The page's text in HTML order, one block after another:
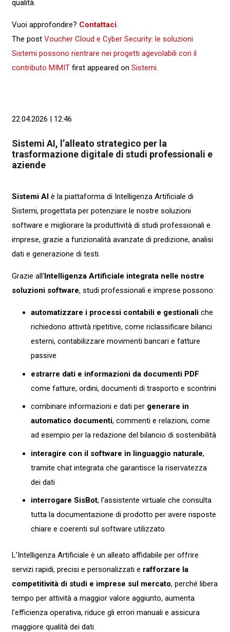
qualità.
Vuoi approfondire? Contattaci.
The post Voucher Cloud e Cyber Security: le soluzioni
Sistemi possono rientrare nei progetti agevolabili con il
contributo MIMITfirst appeared on Sistemi
22.04.2026 | 12:46
Sistemi AI, l’alleato strategico per la
trasformazione digitale di studi professionali e
aziende
Sistemi AIè la piattaforma di Intelligenza Artificiale di
Sistemi, progettata per potenziare le nostre soluzioni
software e migliorare la produttività di studi professionali e
imprese, grazie a funzionalità avanzate di predizione, analisi
dati e generazione di testi.
Grazie all’Intelligenza Artificiale integrata nelle nostre
soluzioni software, studi professionali e imprese possono:
automatizzare i processi contabili e gestionali che
richiedono attività ripetitive, come riclassificare bilanci
esterni, contabilizzare movimenti bancari e fatture
passive
estrarre dati e informazioni da documenti PDF
come fatture, ordini, documenti di trasporto e scontrini
combinare informazioni e dati per generare in
automatico documenti, commenti e relazioni, come
ad esempio per la redazione del bilancio di sostenibilità
interagire con il software in linguaggio naturale,
tramite chat integrata che garantisce la riservatezza
dei dati
interrogare SisBot, l’assistente virtuale che consulta
tutta la documentazione di prodotto per avere risposte
chiare e coerenti sul software utilizzato.
L’Intelligenza Artificiale è un alleato affidabile per offrire
servizi rapidi, precisi e personalizzati e rafforzare la
competitività di studi e imprese sul mercato, perché libera
tempo per attività a maggior valore aggiunto, aumenta
l’efficienza operativa, riduce gli errori manuali e assicura
maggiore qualità dei dati.